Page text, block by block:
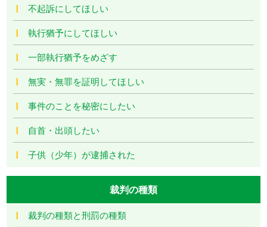
不起訴にしてほしい
執行猶予にしてほしい
一部執行猶予をめざす
無実・無罪を証明してほしい
事件のことを秘密にしたい
自首・出頭したい
子供（少年）が逮捕された
裁判の種類
裁判の種類と刑罰の種類